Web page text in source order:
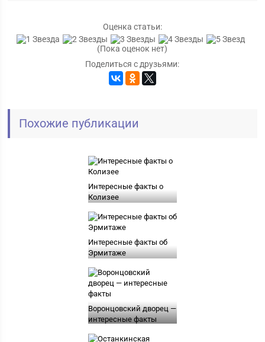
Оценка статьи:
(Пока оценок нет)
Поделиться с друзьями:
Похожие публикации
Интересные факты о
Колизее
Интересные факты об
Эрмитаже
Воронцовский дворец —
интересные факты